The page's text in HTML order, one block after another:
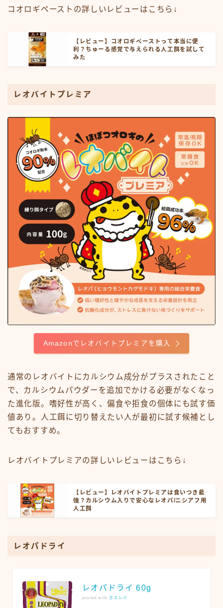
コオロギペーストの詳しいレビューはこちら↓
【レビュー】コオロギペーストって本当に便
利？ちゅーる感覚で与えられる人工餌を試して
みた
レオバイトプレミア
Amazonでレオバイトプレミアを購入
通常のレオバイトにカルシウム成分がプラスされたこと
で、カルシウムパウダーを追加でかける必要がなくなっ
た進化版。嗜好性が高く、偏食や拒食の個体にも試す価
値あり。人工餌に切り替えたい人が最初に試す候補とし
てもおすすめ。
レオバイトプレミアの詳しいレビューはこちら↓
【レビュー】レオバイトプレミアは食いつき最
強？カルシウム入りで安心なレオパ/ニシアフ用
人工餌
レオパドライ
レオパドライ 60g
posted with カエレバ